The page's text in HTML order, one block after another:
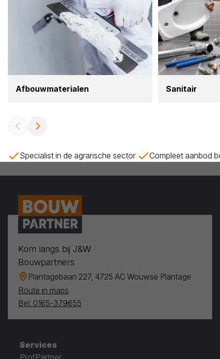
Afbouw­ma­te­ri­a­len Sani­tair
Specialist in de agrarische sector Compleet aanbod
Kom langs bij J&W
Bouwpartners
Plantagebaan 227, 4725 AC Wouwse Plantage
Route in maps
Bel: 0165-379655
Services
ProfPartner